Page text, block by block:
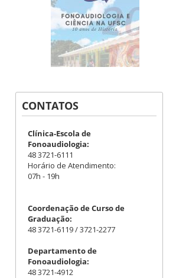
CONTATOS
Clínica-Escola de
Fonoaudiologia:
48 3721-6111
Horário de Atendimento:
07h - 19h
Coordenação de Curso de
Graduação:
48 3721-6119 / 3721-2277
Departamento de
Fonoaudiologia:
48 3721-4912